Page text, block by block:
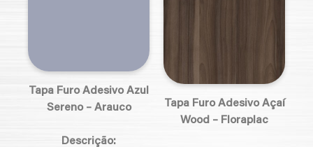
Tapa Furo Adesivo Azul
Sereno – Arauco
Descrição:
Tapa Furo Adesivo Açaí
Wood – Floraplac